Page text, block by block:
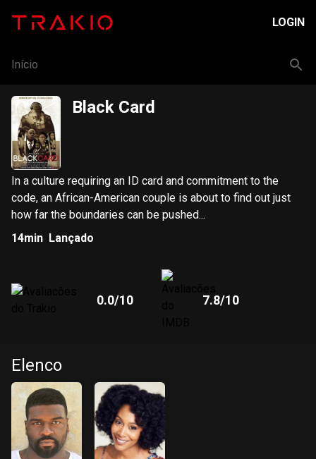
LOGIN
Início
Black Card
In a culture requiring an ID card and commitment to the
code, an African-American couple is about to find out just
how far the boundaries can be pushed...
14min Lançado
0.0/10 7.8/10
Elenco